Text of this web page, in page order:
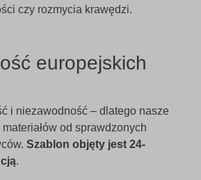
czy rozmycia krawędzi.
europejskich
i niezawodność – dlatego nasze
od sprawdzonych
Szablon objęty jest 24-
.